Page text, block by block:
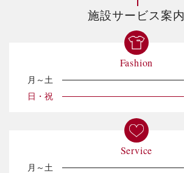
施設サービス案内
Fashion
月～土
日・祝
Service
月～土